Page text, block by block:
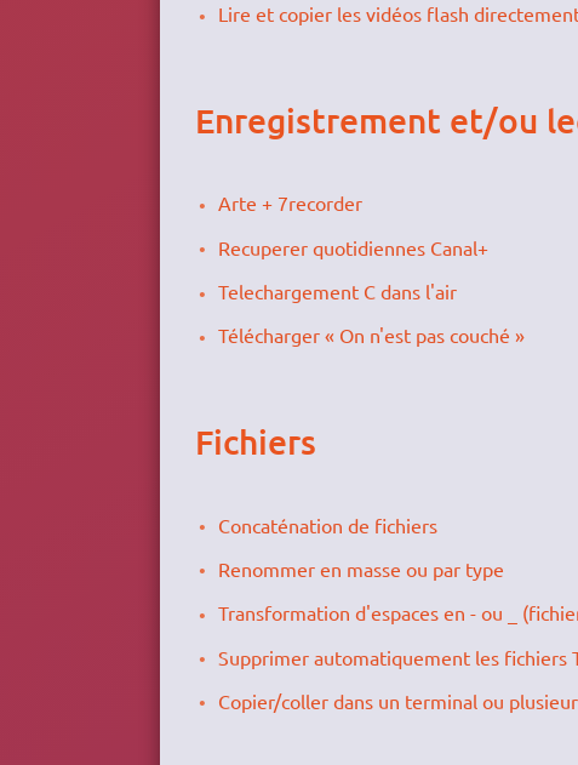
Lire et copier les vidéos flash
Enregistrement et/ou
Arte + 7recorder
Recuperer quotidiennes Canal+
Telechargement C dans l'air
Télécharger « On n'est pas couché »
Fichiers
Concaténation de fichiers
Renommer en masse ou par type
Transformation d'espaces en - ou _
Supprimer automatiquement les fichiers
Copier/coller dans un terminal ou